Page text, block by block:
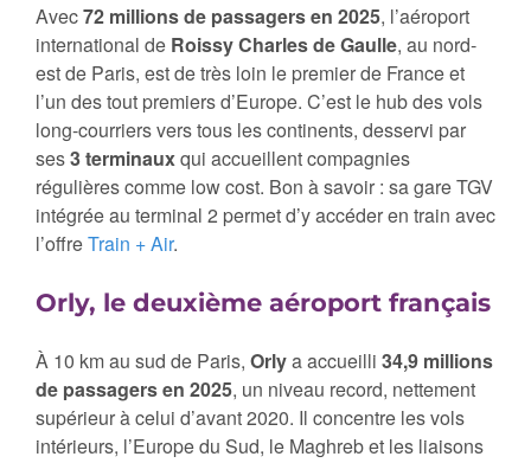
Avec72 millions de passagers en 2025, l’aéroport
international de Roissy Charles de Gaulle, au nord-
est de Paris, est de très loin le premier de France et
l’un des tout premiers d’Europe. C’est le hub des vols
long-courriers vers tous les continents, desservi par
ses3 terminauxqui accueillent compagnies
régulières comme low cost. Bon à savoir : sa gare TGV
intégrée au terminal 2 permet d’y accéder en train avec
l’offreTrain + Air.
Orly, le deuxième aéroport français
À 10 km au sud de Paris, Orlya accueilli 34,9 millions
de passagers en 2025, un niveau record, nettement
supérieur à celui d’avant 2020. Il concentre les vols
intérieurs, l’Europe du Sud, le Maghreb et les liaisons